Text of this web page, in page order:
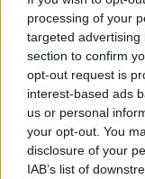
processing of your
targeted
section to confirm
opt-out request is
interest-based ads
us or personal
your opt-out. You
disclosure of your
IAB’s list of
repetitív-
kikacsintások is,
country-punk, az
Más számokban
zene” –írtuk róla .